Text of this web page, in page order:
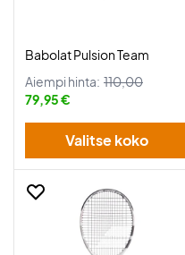
Babolat Pulsion Team
Aiempi hinta: 110,00
79,95 €
Valitse koko